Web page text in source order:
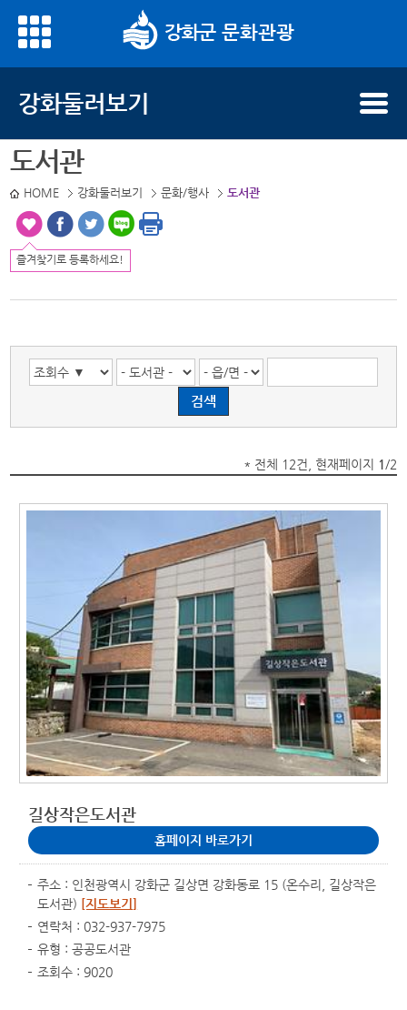
문화관광
강화둘러보기
도서관
HOME 강화둘러보기 문화/행사 도서관
즐겨찾기로 등록하세요!
* 전체 12건, 현재페이지 1/2
길상작은도서관
홈페이지 바로가기
주소 : 인천광역시 강화군 길상면 강화동로 15 (온수리, 길상작은
도서관) [지도보기]
연락처 : 032-937-7975
유형 : 공공도서관
조회수 : 9020